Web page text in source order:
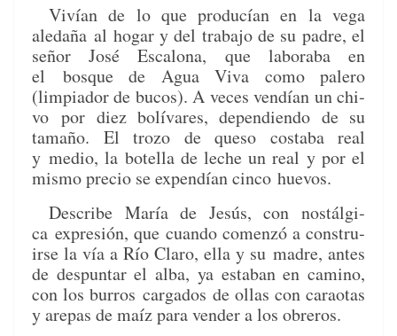
Vivían de lo que pro­ducían en la vega
aledañaal hog­ar y del tra­ba­jo de su padre, el
señor José Escalona, que lab­ora­ba en
el bosque de Agua Viva como palero
(limpiador de bucos). A veces vendían un chi­
vopor diez bolí­vares, depen­di­en­do de su
tamaño. El tro­zo de que­so costa­ba real
ymedio, la botel­la de leche un real y por el
mis­mo pre­cio se expendían cin­co huevos.
Describe María de Jesús, con nos­tál­gi­
caexpre­sión, que cuan­do comen­zó a con­stru­
irse la vía a Río Claro, ella y su madre, antes
de despun­tar el alba, ya esta­ban en camino,
con los bur­roscar­ga­dos de ollas con carao­tas
y arepas de maíz para vender a los obreros.